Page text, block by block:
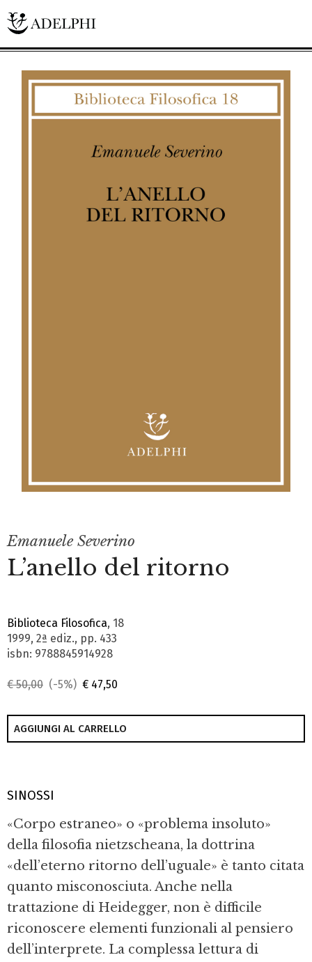
Emanuele Severino
L’anello del ritorno
Biblioteca Filosofica, 18
1999, 2ª ediz., pp. 433
isbn: 9788845914928
€ 50,00 (-5%) € 47,50
AGGIUNGI AL CARRELLO
SINOSSI
«Corpo estraneo» o «problema insoluto»
della filosofia nietzscheana, la dottrina
«dell’eterno ritorno dell’uguale» è tanto citata
quanto misconosciuta. Anche nella
trattazione di Heidegger, non è difficile
riconoscere elementi funzionali al pensiero
dell’interprete. La complessa lettura di